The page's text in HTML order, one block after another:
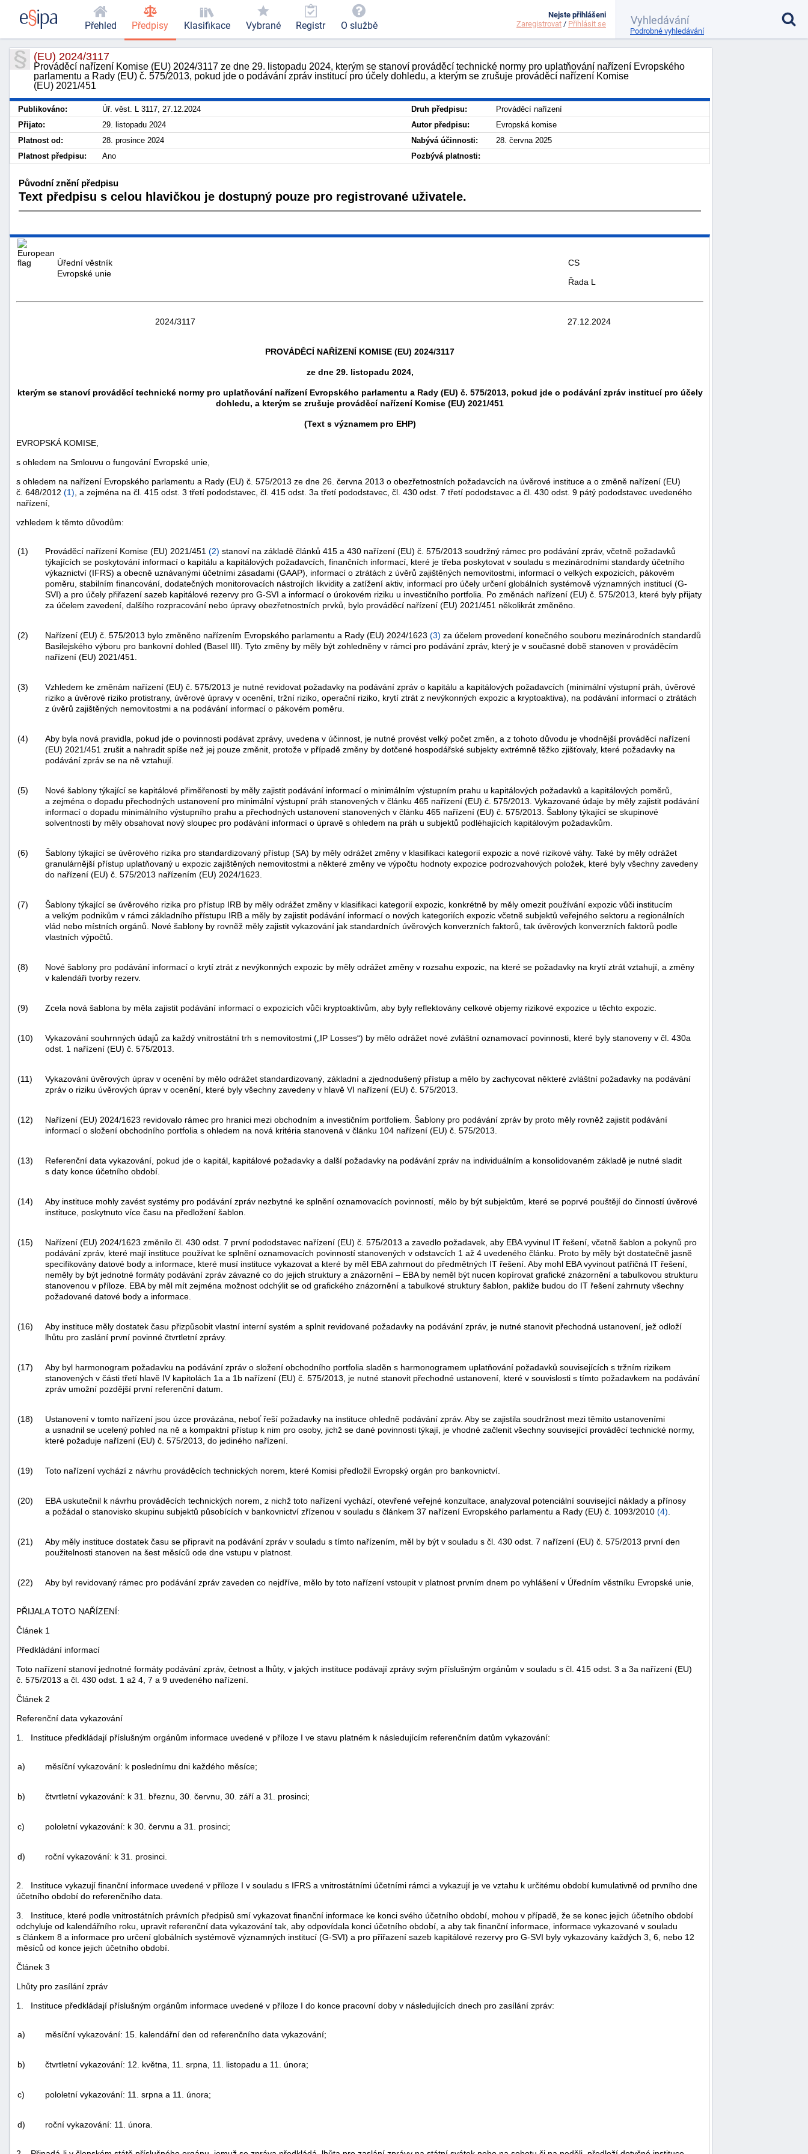
(EU) 2024/3117
Prováděcí nařízení Komise (EU) 2024/3117 ze dne 29. listopadu 2024, kterým se stanoví prováděcí technické normy pro uplatňování nařízení Evropského
parlamentu a Rady (EU) č. 575/2013, pokud jde o podávání zpráv institucí pro účely dohledu, a kterým se zrušuje prováděcí nařízení Komise
(EU) 2021/451
Publikováno: Úř. věst. L 3117, 27.12.2024 Druh předpisu:
Prováděcí nařízení
Přijato:
29. listopadu 2024 Autor předpisu:
Evropská komise
Platnost od:
28. prosince 2024 Nabývá účinnosti:
28. června 2025
Platnost předpisu:
Ano Pozbývá platnosti:
Původní znění předpisu
Text předpisu s celou hlavičkou je dostupný pouze pro registrované uživatele.
Úřední věstník
Evropské unie
CS
Řada L
2024/3117 27.12.2024
PROVÁDĚCÍ NAŘÍZENÍ KOMISE (EU) 2024/3117
ze dne 29. listopadu 2024,
kterým se stanoví prováděcí technické normy pro uplatňování nařízení Evropského parlamentu a Rady (EU) č. 575/2013, pokud jde o podávání zpráv institucí pro účely
dohledu, a kterým se zrušuje prováděcí nařízení Komise (EU) 2021/451
(Text s významem pro EHP)
EVROPSKÁ KOMISE,
s ohledem na Smlouvu o fungování Evropské unie,
s ohledem na nařízení Evropského parlamentu a Rady (EU) č. 575/2013 ze dne 26. června 2013 o obezřetnostních požadavcích na úvěrové instituce a o změně nařízení (EU)
č. 648/2012 (1) , a zejména na čl. 415 odst. 3 třetí pododstavec, čl. 415 odst. 3a třetí pododstavec, čl. 430 odst. 7 třetí pododstavec a čl. 430 odst. 9 pátý pododstavec uvedeného
nařízení,
vzhledem k těmto důvodům:
(1) Prováděcí nařízení Komise (EU) 2021/451 (2) stanoví na základě článků 415 a 430 nařízení (EU) č. 575/2013 soudržný rámec pro podávání zpráv, včetně požadavků
týkajících se poskytování informací o kapitálu a kapitálových požadavcích, finančních informací, které je třeba poskytovat v souladu s mezinárodními standardy účetního
výkaznictví (IFRS) a obecně uznávanými účetními zásadami (GAAP), informací o ztrátách z úvěrů zajištěných nemovitostmi, informací o velkých expozicích, pákovém
poměru, stabilním financování, dodatečných monitorovacích nástrojích likvidity a zatížení aktiv, informací pro účely určení globálních systémově významných institucí (G-
SVI) a pro účely přiřazení sazeb kapitálové rezervy pro G-SVI a informací o úrokovém riziku u investičního portfolia. Po změnách nařízení (EU) č. 575/2013, které byly přijaty
za účelem zavedení, dalšího rozpracování nebo úpravy obezřetnostních prvků, bylo prováděcí nařízení (EU) 2021/451 několikrát změněno.
(2) Nařízení (EU) č. 575/2013 bylo změněno nařízením Evropského parlamentu a Rady (EU) 2024/1623 (3) za účelem provedení konečného souboru mezinárodních standardů
Basilejského výboru pro bankovní dohled (Basel III). Tyto změny by měly být zohledněny v rámci pro podávání zpráv, který je v současné době stanoven v prováděcím
nařízení (EU) 2021/451.
(3)
Vzhledem ke změnám nařízení (EU) č. 575/2013 je nutné revidovat požadavky na podávání zpráv o kapitálu a kapitálových požadavcích (minimální výstupní práh, úvěrové
riziko a úvěrové riziko protistrany, úvěrové úpravy v ocenění, tržní riziko, operační riziko, krytí ztrát z nevýkonných expozic a kryptoaktiva), na podávání informací o ztrátách
z úvěrů zajištěných nemovitostmi a na podávání informací o pákovém poměru.
(4)
Aby byla nová pravidla, pokud jde o povinnosti podávat zprávy, uvedena v účinnost, je nutné provést velký počet změn, a z tohoto důvodu je vhodnější prováděcí nařízení
(EU) 2021/451 zrušit a nahradit spíše než jej pouze změnit, protože v případě změny by dotčené hospodářské subjekty extrémně těžko zjišťovaly, které požadavky na
podávání zpráv se na ně vztahují.
(5)
Nové šablony týkající se kapitálové přiměřenosti by měly zajistit podávání informací o minimálním výstupním prahu u kapitálových požadavků a kapitálových poměrů,
a zejména o dopadu přechodných ustanovení pro minimální výstupní práh stanovených v článku 465 nařízení (EU) č. 575/2013. Vykazované údaje by měly zajistit podávání
informací o dopadu minimálního výstupního prahu a přechodných ustanovení stanovených v článku 465 nařízení (EU) č. 575/2013. Šablony týkající se skupinové
solventnosti by měly obsahovat nový sloupec pro podávání informací o úpravě s ohledem na práh u subjektů podléhajících kapitálovým požadavkům.
(6)
Šablony týkající se úvěrového rizika pro standardizovaný přístup (SA) by měly odrážet změny v klasifikaci kategorií expozic a nové rizikové váhy. Také by měly odrážet
granulárnější přístup uplatňovaný u expozic zajištěných nemovitostmi a některé změny ve výpočtu hodnoty expozice podrozvahových položek, které byly všechny zavedeny
do nařízení (EU) č. 575/2013 nařízením (EU) 2024/1623.
(7)
Šablony týkající se úvěrového rizika pro přístup IRB by měly odrážet změny v klasifikaci kategorií expozic, konkrétně by měly omezit používání expozic vůči institucím
a velkým podnikům v rámci základního přístupu IRB a měly by zajistit podávání informací o nových kategoriích expozic včetně subjektů veřejného sektoru a regionálních
vlád nebo místních orgánů. Nové šablony by rovněž měly zajistit vykazování jak standardních úvěrových konverzních faktorů, tak úvěrových konverzních faktorů podle
vlastních výpočtů.
(8)
Nové šablony pro podávání informací o krytí ztrát z nevýkonných expozic by měly odrážet změny v rozsahu expozic, na které se požadavky na krytí ztrát vztahují, a změny
v kalendáři tvorby rezerv.
(9) Zcela nová šablona by měla zajistit podávání informací o expozicích vůči kryptoaktivům, aby byly reflektovány celkové objemy rizikové expozice u těchto expozic.
(10)
Vykazování souhrnných údajů za každý vnitrostátní trh s nemovitostmi („IP Losses“) by mělo odrážet nové zvláštní oznamovací povinnosti, které byly stanoveny v čl. 430a
odst. 1 nařízení (EU) č. 575/2013.
(11)
Vykazování úvěrových úprav v ocenění by mělo odrážet standardizovaný, základní a zjednodušený přístup a mělo by zachycovat některé zvláštní požadavky na podávání
zpráv o riziku úvěrových úprav v ocenění, které byly všechny zavedeny v hlavě VI nařízení (EU) č. 575/2013.
(12)
Nařízení (EU) 2024/1623 revidovalo rámec pro hranici mezi obchodním a investičním portfoliem. Šablony pro podávání zpráv by proto měly rovněž zajistit podávání
informací o složení obchodního portfolia s ohledem na nová kritéria stanovená v článku 104 nařízení (EU) č. 575/2013.
(13)
Referenční data vykazování, pokud jde o kapitál, kapitálové požadavky a další požadavky na podávání zpráv na individuálním a konsolidovaném základě je nutné sladit
s daty konce účetního období.
(14)
Aby instituce mohly zavést systémy pro podávání zpráv nezbytné ke splnění oznamovacích povinností, mělo by být subjektům, které se poprvé pouštějí do činností úvěrové
instituce, poskytnuto více času na předložení šablon.
(15)
Nařízení (EU) 2024/1623 změnilo čl. 430 odst. 7 první pododstavec nařízení (EU) č. 575/2013 a zavedlo požadavek, aby EBA vyvinul IT řešení, včetně šablon a pokynů pro
podávání zpráv, které mají instituce používat ke splnění oznamovacích povinností stanovených v odstavcích 1 až 4 uvedeného článku. Proto by měly být dostatečně jasně
specifikovány datové body a informace, které musí instituce vykazovat a které by měl EBA zahrnout do předmětných IT řešení. Aby mohl EBA vyvinout patřičná IT řešení,
neměly by být jednotné formáty podávání zpráv závazné co do jejich struktury a znázornění – EBA by neměl být nucen kopírovat grafické znázornění a tabulkovou strukturu
stanovenou v příloze. EBA by měl mít zejména možnost odchýlit se od grafického znázornění a tabulkové struktury šablon, pakliže budou do IT řešení zahrnuty všechny
požadované datové body a informace.
(16)
Aby instituce měly dostatek času přizpůsobit vlastní interní systém a splnit revidované požadavky na podávání zpráv, je nutné stanovit přechodná ustanovení, jež odloží
lhůtu pro zaslání první povinné čtvrtletní zprávy.
(17)
Aby byl harmonogram požadavku na podávání zpráv o složení obchodního portfolia sladěn s harmonogramem uplatňování požadavků souvisejících s tržním rizikem
stanovených v části třetí hlavě IV kapitolách 1a a 1b nařízení (EU) č. 575/2013, je nutné stanovit přechodné ustanovení, které v souvislosti s tímto požadavkem na podávání
zpráv umožní pozdější první referenční datum.
(18)
Ustanovení v tomto nařízení jsou úzce provázána, neboť řeší požadavky na instituce ohledně podávání zpráv. Aby se zajistila soudržnost mezi těmito ustanoveními
a usnadnil se ucelený pohled na ně a kompaktní přístup k nim pro osoby, jichž se dané povinnosti týkají, je vhodné začlenit všechny související prováděcí technické normy,
které požaduje nařízení (EU) č. 575/2013, do jediného nařízení.
(19) Toto nařízení vychází z návrhu prováděcích technických norem, které Komisi předložil Evropský orgán pro bankovnictví.
(20)
EBA uskutečnil k návrhu prováděcích technických norem, z nichž toto nařízení vychází, otevřené veřejné konzultace, analyzoval potenciální související náklady a přínosy
a požádal o stanovisko skupinu subjektů působících v bankovnictví zřízenou v souladu s článkem 37 nařízení Evropského parlamentu a Rady (EU) č. 1093/2010 (4)
(21)
Aby měly instituce dostatek času se připravit na podávání zpráv v souladu s tímto nařízením, měl by být v souladu s čl. 430 odst. 7 nařízení (EU) č. 575/2013 první den
použitelnosti stanoven na šest měsíců ode dne vstupu v platnost.
(22) Aby byl revidovaný rámec pro podávání zpráv zaveden co nejdříve, mělo by toto nařízení vstoupit v platnost prvním dnem po vyhlášení v Úředním věstníku Evropské unie
PŘIJALA TOTO NAŘÍZENÍ:
Článek 1
Předkládání informací
Toto nařízení stanoví jednotné formáty podávání zpráv, četnost a lhůty, v jakých instituce podávají zprávy svým příslušným orgánům v souladu s čl. 415 odst. 3 a 3a nařízení (EU)
č. 575/2013 a čl. 430 odst. 1 až 4, 7 a 9 uvedeného nařízení.
Článek 2
Referenční data vykazování
1. Instituce předkládají příslušným orgánům informace uvedené v příloze I ve stavu platném k následujícím referenčním datům vykazování:
a) měsíční vykazování: k poslednímu dni každého měsíce;
b) čtvrtletní vykazování: k 31. březnu, 30. červnu, 30. září a 31. prosinci;
c) pololetní vykazování: k 30. červnu a 31. prosinci;
d) roční vykazování: k 31. prosinci.
2. Instituce vykazují finanční informace uvedené v příloze I v souladu s IFRS a vnitrostátními účetními rámci a vykazují je ve vztahu k určitému období kumulativně od prvního dne
účetního období do referenčního data.
3. Instituce, které podle vnitrostátních právních předpisů smí vykazovat finanční informace ke konci svého účetního období, mohou v případě, že se konec jejich účetního období
odchyluje od kalendářního roku, upravit referenční data vykazování tak, aby odpovídala konci účetního období, a aby tak finanční informace, informace vykazované v souladu
s článkem 8 a informace pro určení globálních systémově významných institucí (G-SVI) a pro přiřazení sazeb kapitálové rezervy pro G-SVI byly vykazovány každých 3, 6, nebo 12
měsíců od konce jejich účetního období.
Článek 3
Lhůty pro zasílání zpráv
1. Instituce předkládají příslušným orgánům informace uvedené v příloze I do konce pracovní doby v následujících dnech pro zasílání zpráv:
a) měsíční vykazování: 15. kalendářní den od referenčního data vykazování;
b) čtvrtletní vykazování: 12. května, 11. srpna, 11. listopadu a 11. února;
c) pololetní vykazování: 11. srpna a 11. února;
d) roční vykazování: 11. února.
Přehled Předpisy Klasifikace Vybrané Registr O službě
Nejste přihlášeni
Zaregistrovat / Přihlásit se
Podrobné vyhledávání